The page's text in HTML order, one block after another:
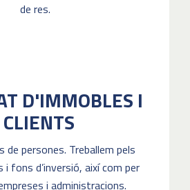
de res.
D'IMMOBLES I
CLIENTS
persones. Treballem pels
i fons d’inversió, així com per
i administracions.